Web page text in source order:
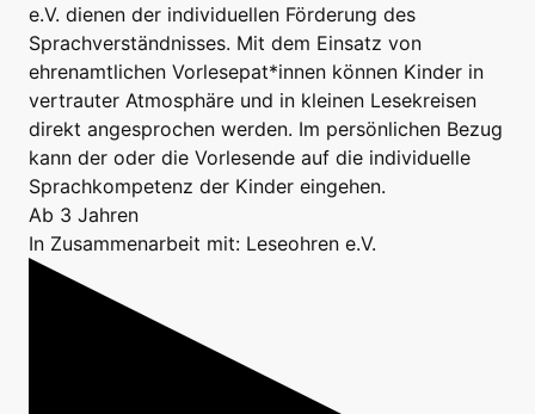
e.V. dienen der individuellen Förderung des
Sprachverständnisses. Mit dem Einsatz von
ehrenamtlichen Vorlesepat*innen können Kinder in
vertrauter Atmosphäre und in kleinen Lesekreisen
direkt angesprochen werden. Im persönlichen Bezug
kann der oder die Vorlesende auf die individuelle
Sprachkompetenz der Kinder eingehen.
Ab 3 Jahren
In Zusammenarbeit mit: Leseohren e.V.